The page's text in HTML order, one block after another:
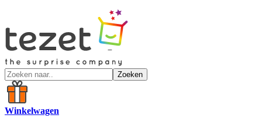
Zoeken
Winkelwagen